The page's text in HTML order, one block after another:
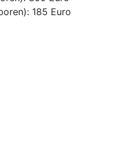
185 Euro